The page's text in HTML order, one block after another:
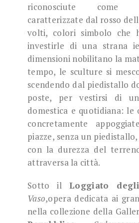
riconosciute come
caratterizzate dal rosso
volti, colori simbolo che
investirle di una strana
dimensioni nobilitano la
tempo, le sculture si
scendendo dal piedistallo
poste, per vestirsi di
domestica e quotidiana:
concretamente
piazze, senza un
con la durezza del
attraversa la città.
Sotto ilLoggiato
Vaso,opera dedicata ai
nella collezione della